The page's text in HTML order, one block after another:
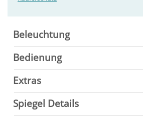
Beleuchtung
Bedienung
Extras
Spiegel Details